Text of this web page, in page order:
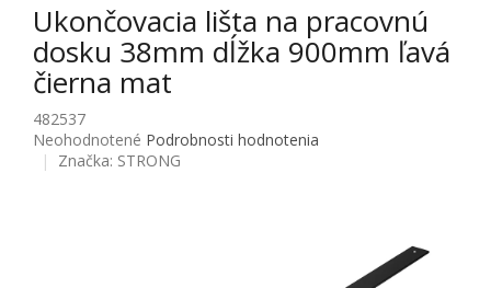
Ukončovacia lišta na pracovnú
dosku 38mm dĺžka 900mm ľavá
čierna mat
482537
Priemerné hodnotenie produktu je 0,0 z 5 hviezdičiek.
Neohodnotené Podrobnosti hodnotenia
Značka: STRONG